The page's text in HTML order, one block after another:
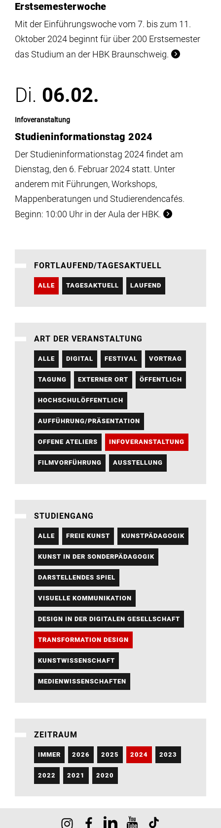
Erstsemesterwoche
Mit der Einführungswoche vom 7. bis zum 11.
Oktober 2024 beginnt für über 200 Erstsemester
das Studium an der HBK Braunschweig.
Di. 06.02.
Infoveranstaltung
Studieninformationstag 2024
Der Studieninformationstag 2024 findet am
Dienstag, den 6. Februar 2024 statt. Unter
anderem mit Führungen, Workshops,
Mappenberatungen und Studierendencafés.
Beginn: 10:00 Uhr in der Aula der HBK.
FORTLAUFEND/TAGESAKTUELL
ALLE TAGESAKTUELL LAUFEND
ART DER VERANSTALTUNG
ALLE DIGITAL FESTIVAL VORTRAG
TAGUNG EXTERNER ORT ÖFFENTLICH
HOCHSCHULÖFFENTLICH
AUFFÜHRUNG/PRÄSENTATION
OFFENE ATELIERS INFOVERANSTALTUNG
FILMVORFÜHRUNG AUSSTELLUNG
STUDIENGANG
ALLE FREIE KUNST KUNSTPÄDAGOGIK
KUNST IN DER SONDERPÄDAGOGIK
DARSTELLENDES SPIEL
VISUELLE KOMMUNIKATION
DESIGN IN DER DIGITALEN GESELLSCHAFT
TRANSFORMATION DESIGN
KUNSTWISSENSCHAFT
MEDIENWISSENSCHAFTEN
ZEITRAUM
IMMER 2026 2025 2024 2023
2022 2021 2020